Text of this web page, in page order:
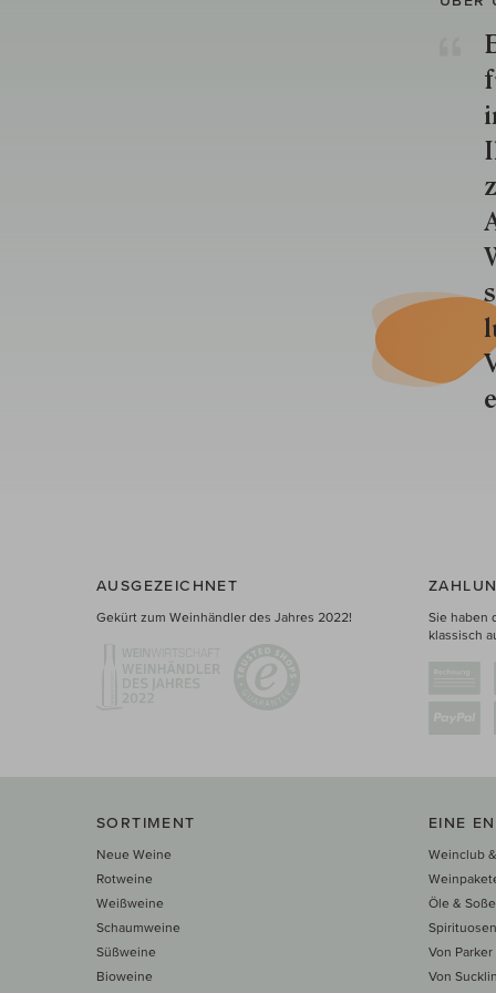
AUSGEZEICHNET
Gekürt zum Weinhändler des Jahres 2022!
Sie haben
klassisch
SORTIMENT
Neue Weine
Rotweine
Weißweine
Schaumweine
Süßweine
Bioweine
EINE
Weinclub
Öle &
Spirituosen
Von
Von